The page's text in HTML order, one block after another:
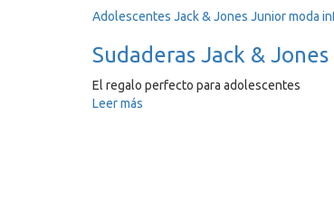
Adolescentes Jack & Jones Juniormoda
Sudaderas Jack &
El regalo perfecto para adolescentes
Leer más